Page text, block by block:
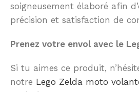
soigneusement élaboré afin
précision et satisfaction de
Prenez votre envol avec le
Si tu aimes ce produit,
notre Lego Zelda moto